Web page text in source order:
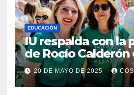
EDUCACIÓN
IU respalda con la
de Rocío Calderón
integrantes de su
movilizaciones
educación pública
20 DE MAYO DE 2025